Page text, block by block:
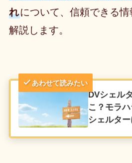
れについて、信頼できる
解説します。
あわせて読みたい
DVシェル
こ？モラ
シェルタ